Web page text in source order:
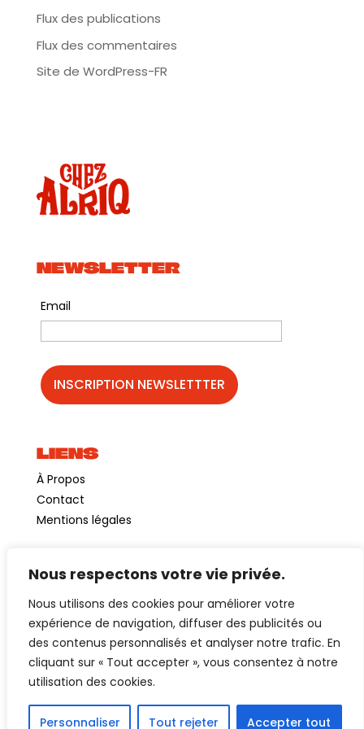
Nous respectons votre vie privée.
Nous utilisons des cookies pour améliorer votre
expérience de navigation, diffuser des publicités ou
des contenus personnalisés et analyser notre trafic. En
cliquant sur « Tout accepter », vous consentez à notre
utilisation des cookies.
Personnaliser Tout rejeter Accepter tout
Flux des publications
Flux des commentaires
Site de WordPress-FR
NEWSLETTER
Email
LIENS
À Propos
Contact
Mentions légales
©GuinguetteChezAlriq2026
Création site internetYOSOY studio